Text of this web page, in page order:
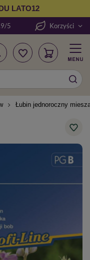
LATO12
5 Korzyści
Łubin jednoroczny